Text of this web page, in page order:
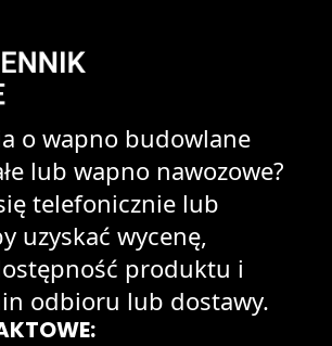
o wapno budowlane
lub wapno nawozowe?
telefonicznie lub
uzyskać wycenę,
produktu i
odbioru lub dostawy.